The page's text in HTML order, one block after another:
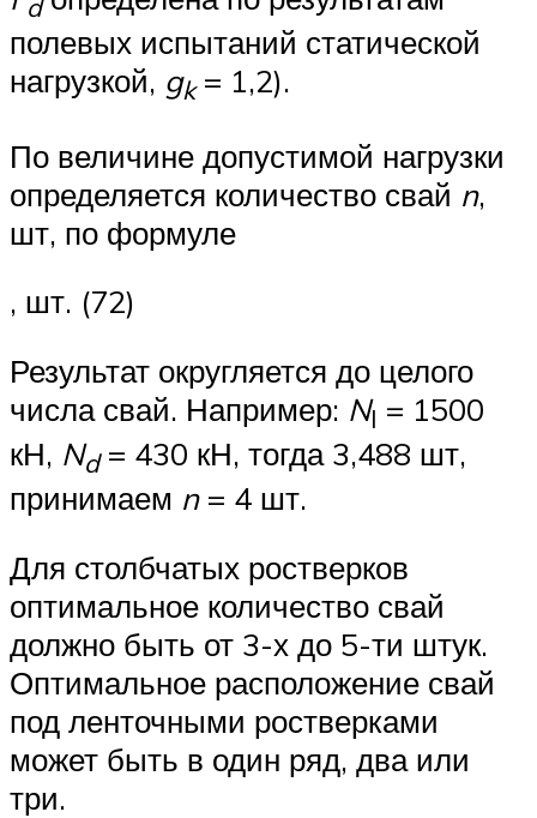
d
полевых испытаний статической
нагрузкой, gk= 1,2).
По величине допустимой нагрузки
определяется количество свай n,
шт, по формуле
, шт. (72)
Результат округляется до целого
числа свай. Например: NI = 1500
кН, Nd= 430 кН, тогда 3,488 шт,
принимаем n= 4 шт.
Для столбчатых ростверков
оптимальное количество свай
должно быть от 3-х до 5-ти штук.
Оптимальное расположение свай
под ленточными ростверками
может быть в один ряд, два или
три.